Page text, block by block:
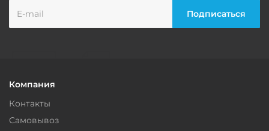
Компания
Контакты
Самовывоз